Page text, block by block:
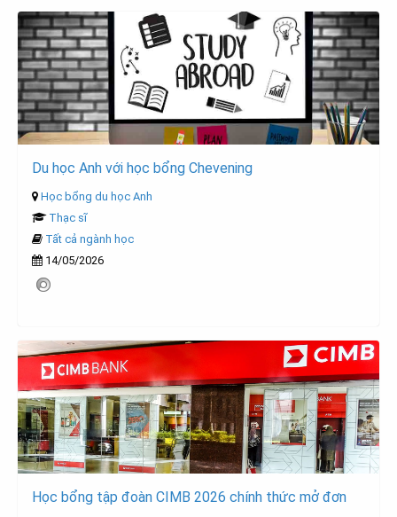
Du học Anh với học bổng Chevening
Học bổng du học Anh
Thạc sĩ
Tất cả ngành học
14/05/2026
Học bổng tập đoàn CIMB 2026 chính thức mở đơn